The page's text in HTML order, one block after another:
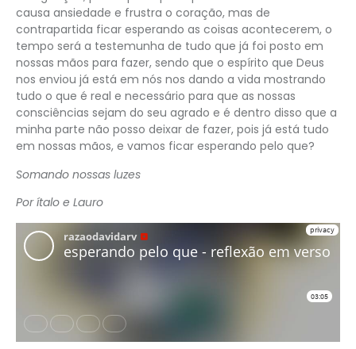
causa ansiedade e frustra o coração, mas de
contrapartida ficar esperando as coisas acontecerem, o
tempo será a testemunha de tudo que já foi posto em
nossas mãos para fazer, sendo que o espírito que Deus
nos enviou já está em nós nos dando a vida mostrando
tudo o que é real e necessário para que as nossas
consciências sejam do seu agrado e é dentro disso que a
minha parte não posso deixar de fazer, pois já está tudo
em nossas mãos, e vamos ficar esperando pelo que?
Somando nossas luzes
Por ítalo e Lauro